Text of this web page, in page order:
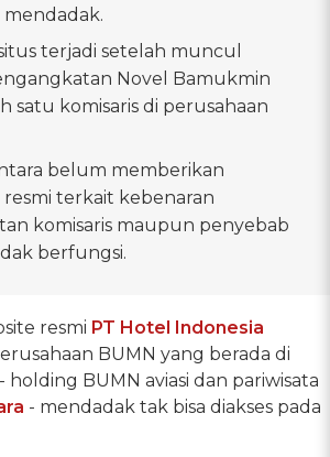
mendadak.
terjadi setelah muncul
Novel Bamukmin
satu komisaris di perusahaan
belum memberikan
terkait kebenaran
komisaris maupun penyebab
berfungsi.
resmi PT Hotel Indonesia
BUMN yang berada di
holding BUMN aviasi dan pariwisata
- mendadak tak bisa diakses pada